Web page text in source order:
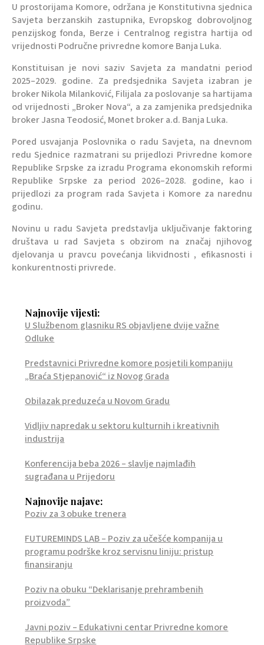
U prostorijama Komore, održana je Konstitutivna sjednica
Savjeta berzanskih zastupnika, Evropskog dobrovoljnog
penzijskog fonda, Berze i Centralnog registra hartija od
vrijednosti Područne privredne komore Banja Luka.
Konstituisan je novi saziv Savjeta za mandatni period
2025–2029. godine. Za predsjednika Savjeta izabran je
broker Nikola Milanković, Filijala za poslovanje sa hartijama
od vrijednosti „Broker Nova“, a za zamjenika predsjednika
broker Jasna Teodosić, Monet broker a.d. Banja Luka.
Pored usvajanja Poslovnika o radu Savjeta, na dnevnom
redu Sjednice razmatrani su prijedlozi Privredne komore
Republike Srpske za izradu Programa ekonomskih reformi
Republike Srpske za period 2026–2028. godine, kao i
prijedlozi za program rada Savjeta i Komore za narednu
godinu.
Novinu u radu Savjeta predstavlja uključivanje faktoring
društava u rad Savjeta s obzirom na značaj njihovog
djelovanja u pravcu povećanja likvidnosti , efikasnosti i
konkurentnosti privrede.
Najnovije vijesti:
U Službenom glasniku RS objavljene dvije važne
Odluke
Predstavnici Privredne komore posjetili kompaniju
„Braća Stjepanović“ iz Novog Grada
Obilazak preduzeća u Novom Gradu
Vidljiv napredak u sektoru kulturnih i kreativnih
industrija
Konferencija beba 2026 – slavlje najmlađih
sugrađana u Prijedoru
Najnovije najave:
Poziv za 3 obuke trenera
FUTUREMINDS LAB – Poziv za učešće kompanija u
programu podrške kroz servisnu liniju: pristup
finansiranju
Poziv na obuku “Deklarisanje prehrambenih
proizvoda”
Javni poziv – Edukativni centar Privredne komore
Republike Srpske